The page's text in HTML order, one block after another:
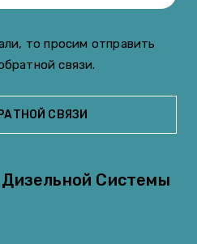
то просим отправить
связи.
СВЯЗИ
Дизельной Системы